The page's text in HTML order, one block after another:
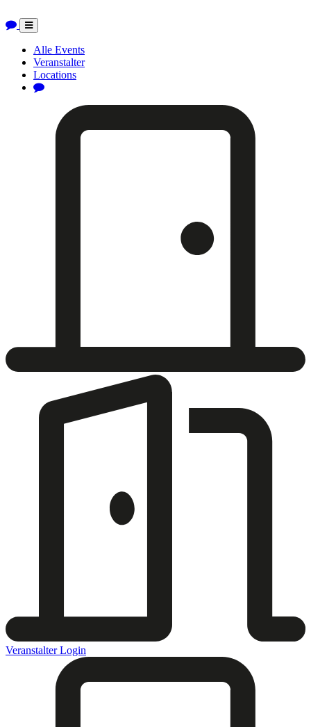
Toggle
navigation
Alle Events
Veranstalter
Locations
Veranstalter Login